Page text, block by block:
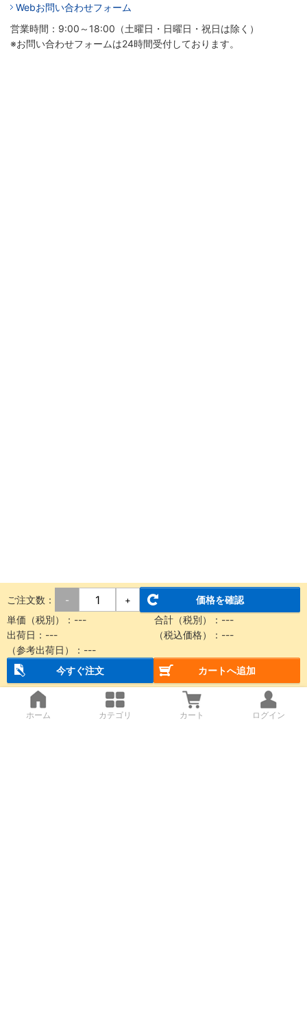
Webお問い合わせフォーム
営業時間：9:00～18:00（土曜日・日曜日・祝日は除く）
※お問い合わせフォームは24時間受付しております。
ご注文数： - +
価格を確認
単価（税別）： --- 合計（税別）： ---
出荷日： --- （税込価格）： ---
（参考出荷日）： ---
今すぐ注文
カートへ追加
ホーム カテゴリ カート ログイン